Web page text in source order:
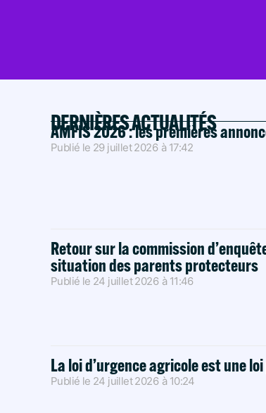
DERNIÈRES ACTUALITÉS
AMFIS 2026 : les premières
Publié le 29 juillet 2026 à 17:42
Retour sur la commission
situation des parents protecteurs
Publié le 24 juillet 2026 à 11:46
La loi d’urgence agricole est une
Publié le 24 juillet 2026 à 10:24